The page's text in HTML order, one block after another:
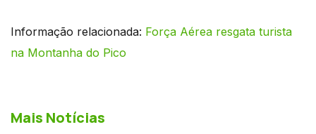
Informação relacionada: Força Aérea resgata turista
na Montanha do Pico
Mais Notícias